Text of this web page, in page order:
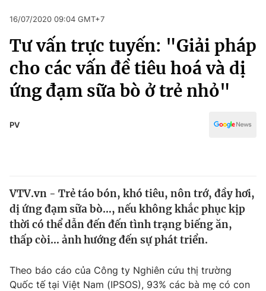
Chuyên mục
Chính trị
Xã hội
Pháp luật
Thế giới
Tin tức
Thế giới đó đây
Câu chuyện quốc tế
Kinh tế
Thị trường
Dữ liệu và đời sống
Pháp luật
Kinh tế
Thể thao
Truyền hình
Văn hóa - Giải trí
Y tế
16/07/2020 09:04 GMT+7
Tư vấn trực tuyến: "Giải pháp
cho các vấn đề tiêu hoá và dị
ứng đạm sữa bò ở trẻ nhỏ"
PV
VTV.vn - Trẻ táo bón, khó tiêu, nôn trớ, đầy hơi,
dị ứng đạm sữa bò…, nếu không khắc phục kịp
thời có thể dẫn đến đến tình trạng biếng ăn,
thấp còi… ảnh hướng đến sự phát triển.
Theo báo cáo của Công ty Nghiên cứu thị trường
Quốc tế tại Việt Nam (IPSOS), 93% các bà mẹ có con